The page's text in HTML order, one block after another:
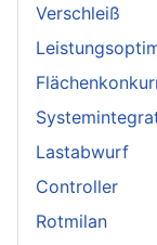
Verschleiß
Lastabwurf
Controller
Rotmilan